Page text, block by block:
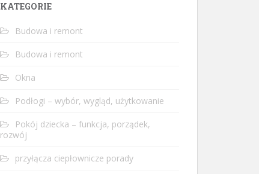
KATEGORIE
Budowa i remont
Budowa i remont
Okna
Podłogi – wybór, wygląd, użytkowanie
Pokój dziecka – funkcja, porządek,
rozwój
przyłącza ciepłownicze porady